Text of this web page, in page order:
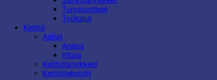
Turvatuotteet
Työkalut
Keittiö
Astiat
Arabia
Iittala
Keittiötarvikkeet
Keittiötekstiilit